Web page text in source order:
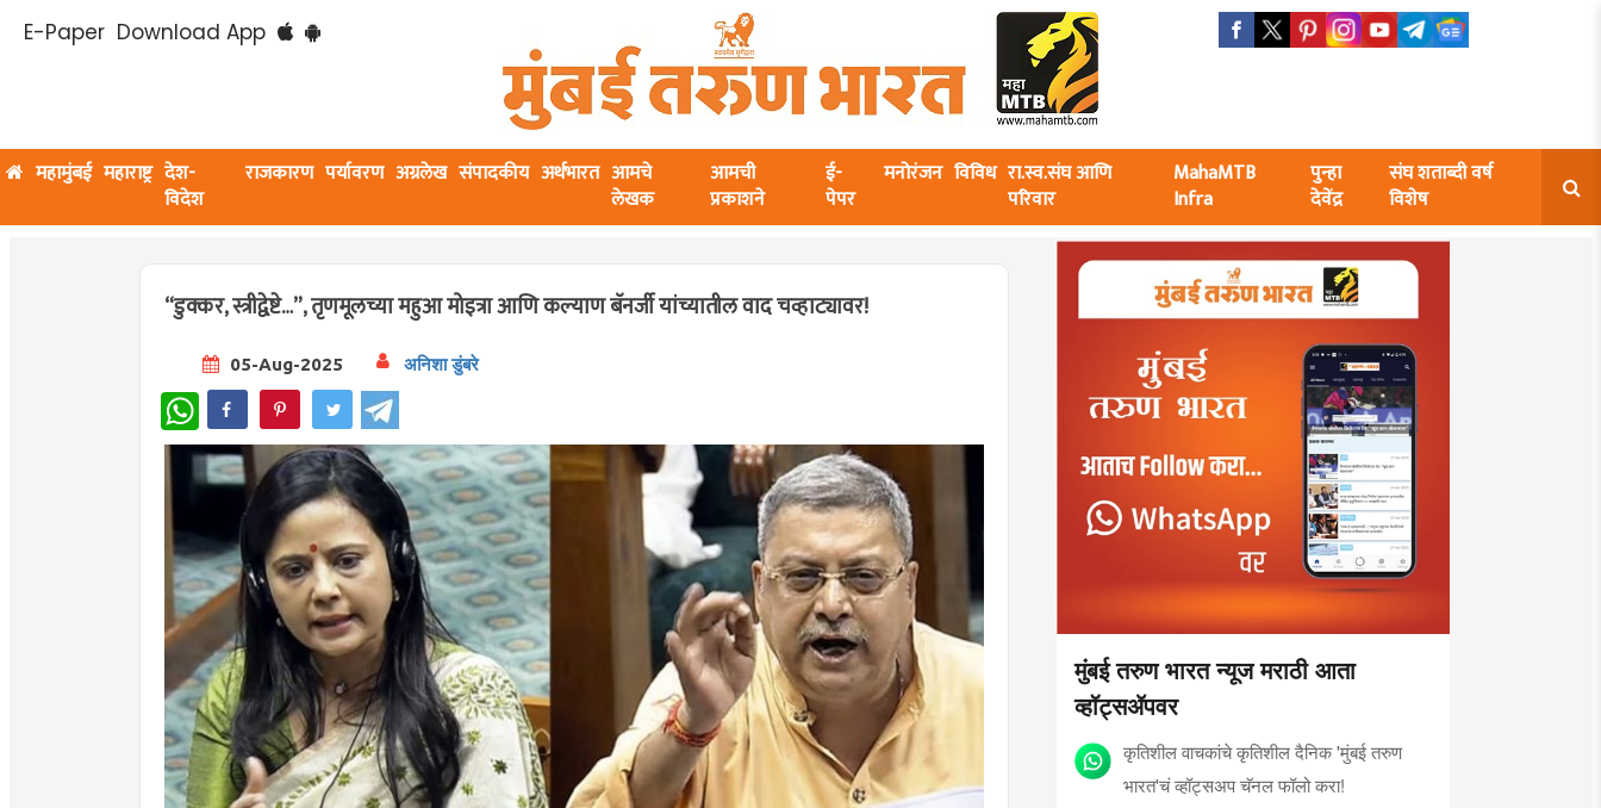
E-Paper Download App
महामुंबई महाराष्ट्र देश-
विदेश
राजकारण पर्यावरण अग्रलेख संपादकीय अर्थभारत आमचे
लेखक
आमची
प्रकाशने
ई-
पेपर
मनोरंजन विविध रा.स्व.संघ आणि
परिवार
MahaMTB
Infra
पुन्हा
देवेंद्र
संघ शताब्दी वर्ष
विशेष
“डुक्कर, स्त्रीद्वेष्टे…”, तृणमूलच्या महुआ मोइत्रा आणि कल्याण बॅनर्जी यांच्यातील वाद चव्हाट्यावर!
05-Aug-2025 अनिशा डुंबरे
WhatsApp
मुंबई तरुण भारत न्यूज मराठी आता
व्हॉट्सॲपवर
कृतिशील वाचकांचे कृतिशील दैनिक 'मुंबई तरुण
भारत'चं व्हॉट्सअप चॅनल फॉलो करा!